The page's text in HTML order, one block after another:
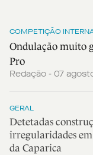
COMPETIÇÃO
Ondulação muito
Pro
Redação - 07
GERAL
Detetadas
irregularidades
da Caparica